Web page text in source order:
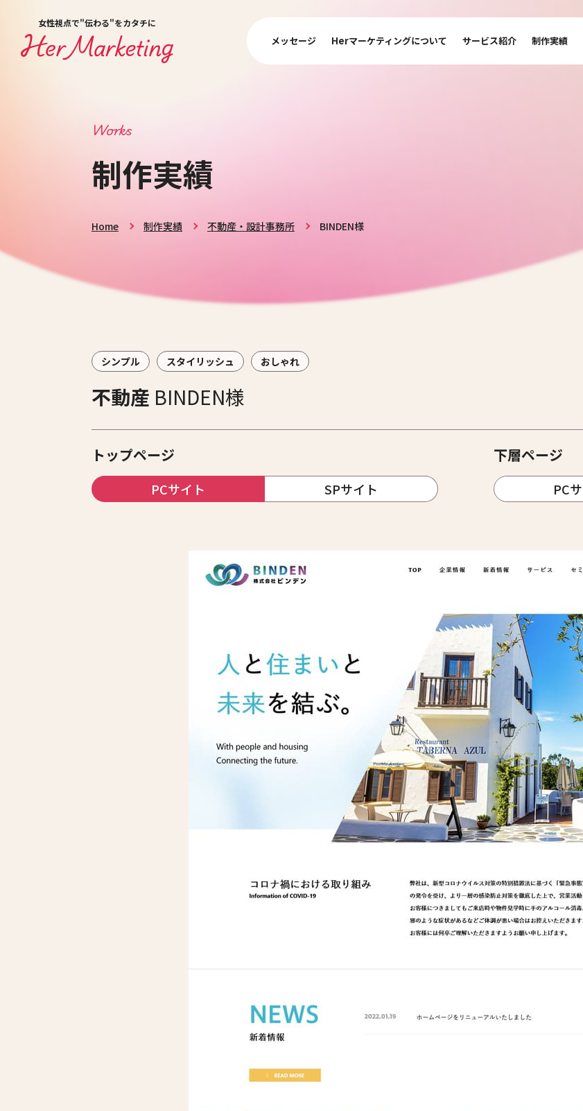
女性視点で"伝わる"をカタチに
メッセージ Herマーケティングについて サービス紹介 制作実績
Works
制作実績
Home 制作実績 不動産・設計事務所 BINDEN様
シンプル スタイリッシュ おしゃれ
不動産 BINDEN様
トップページ
PCサイト SPサイト
下層ページ
PC